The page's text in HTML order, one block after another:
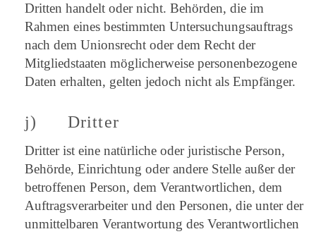
Dritten handelt oder nicht. Behörden, die im
Rahmen eines bestimmten Untersuchungsauftrags
nach dem Unionsrecht oder dem Recht der
Mitgliedstaaten möglicherweise personenbezogene
Daten erhalten, gelten jedoch nicht als Empfänger.
j) Dritter
Dritter ist eine natürliche oder juristische Person,
Behörde, Einrichtung oder andere Stelle außer der
betroffenen Person, dem Verantwortlichen, dem
Auftragsverarbeiter und den Personen, die unter der
unmittelbaren Verantwortung des Verantwortlichen